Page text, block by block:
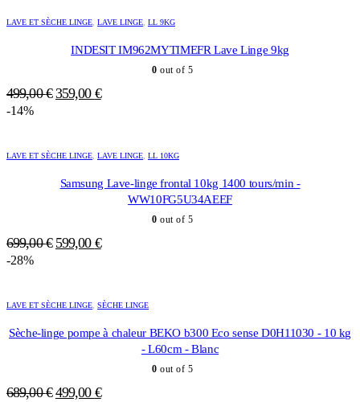
369,00 €.249,00 €.
LAVE ET SÈCHE LINGE, LAVE LINGE, LL 9KG
INDESIT IM962MYTIMEFR Lave Linge 9kg
0 out of 5
499,00€ Le
499,00 €.
359,00 €Le
359,00 €.
-14%
LAVE ET SÈCHE LINGE, LAVE LINGE, LL 10KG
Samsung Lave-linge frontal 10kg 1400 tours/min -
WW10FG5U34AEEF
0 out of 5
699,00€ Le
699,00 €.
599,00 €Le
599,00 €.
-28%
LAVE ET SÈCHE LINGE, SÈCHE LINGE
Sèche-linge pompe à chaleur BEKO b300 Eco sense D0H11030 - 10 kg
- L60cm - Blanc
0 out of 5
689,00€ Le
499,00 €Le